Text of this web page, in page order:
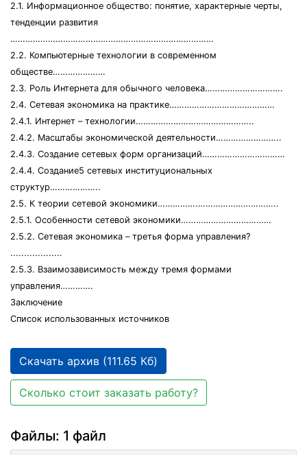
2.1. Информационное общество: понятие, характерные черты,
тенденции развития
………………………………………………………………………
2.2. Компьютерные технологии в современном
обществе…………………
2.3. Роль Интернета для обычного человека………………………….
2.4. Сетевая экономика на практике……………………………………
2.4.1. Интернет – технологии………………………………………..
2.4.2. Масштабы экономической деятельности……………………..
2.4.3. Создание сетевых форм организаций……………………………
2.4.4. Создание5 сетевых институциональных
структур………………..
2.5. К теории сетевой экономики…………….…………………………..
2.5.1. Особенности сетевой экономики………………………………
2.5.2. Сетевая экономика – третья форма управления?
...................
2.5.3. Взаимозависимость между тремя формами
управления………….
Заключение
Список использованных источников
Скачать архив (111.65 Кб)
Сколько стоит заказать работу?
Файлы: 1 файл